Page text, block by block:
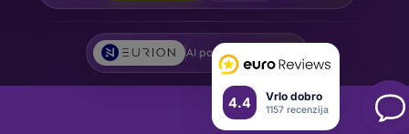
4.4 Vrlo dobro
1157 recenzija
AI powered by